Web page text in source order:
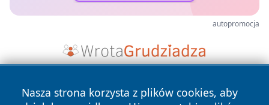
autopromocja
Nasza strona korzysta z plików cookies, aby